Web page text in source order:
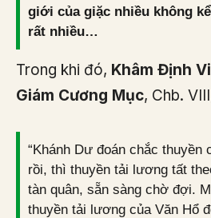
giới của giặc nhiều không
rất nhiều…
Trong khi đó, Khâm Định
Giám Cương Mục, Chb.
“Khánh Dư đoán chắc thuyền
rồi, thì thuyền tải lương tất
tàn quân, sẵn sàng chờ đợi.
thuyền tải lương của Văn Hổ